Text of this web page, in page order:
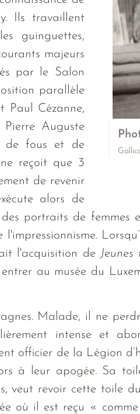
Ils travaillent
guinguettes,
majeurs
par le Salon
parallèle
Paul Cézanne,
Auguste
de fous et de
reçoit que 3
de revenir
alors de
portraits de femmes
l'acquisition de
au musée du
Malade, il ne
intense et
officier de la Légion
à leur apogée. Sa
veut revoir cette toile
où il est reçu «